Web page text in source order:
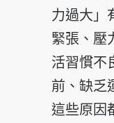
力過大」
緊張、壓
活習慣不
前、缺乏
這些原因